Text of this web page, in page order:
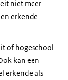
niet meer
erkende
of hogeschool
kan een
erkende als